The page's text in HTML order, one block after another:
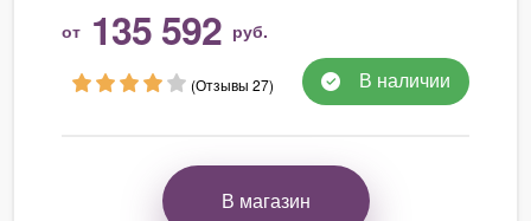
от 135 592 руб.
(Отзывы 27) В наличии
В магазин